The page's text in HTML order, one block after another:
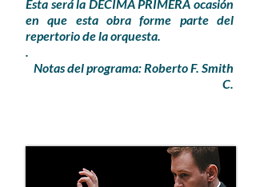
Esta será la DÉCIMA PRIMERA ocasión
en que esta obra forme parte del
repertorio de la orquesta.
.
Notas del programa: Roberto F. Smith
C.